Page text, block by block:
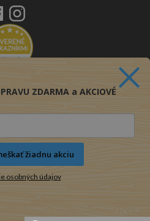
ZDARMA a AKCIOVÉ
žiadnu akciu
osobných údajov